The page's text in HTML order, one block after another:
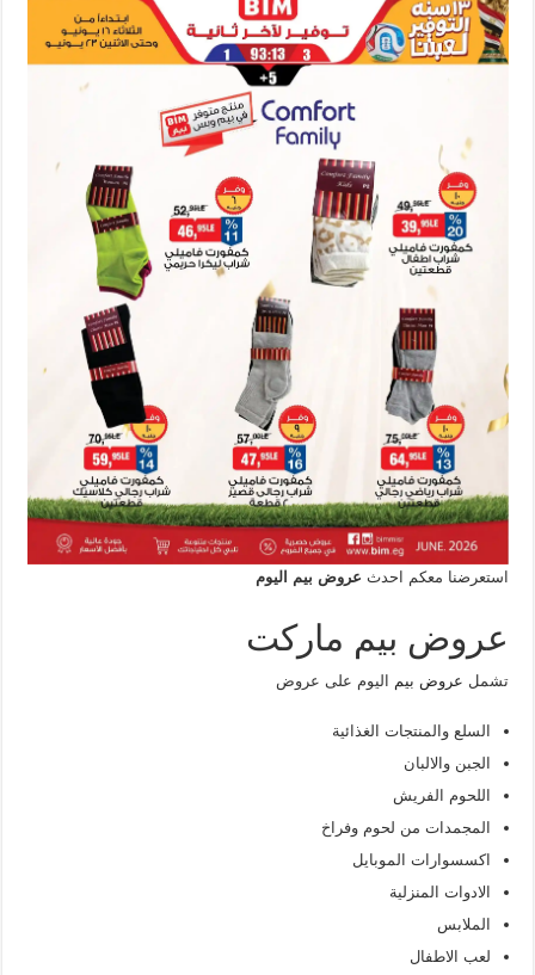
استعرضنا معكم احدث عروض بيم اليوم
عروض بيم ماركت
تشمل عروض بيم اليوم على عروض
السلع والمنتجات الغذائية
الجبن والالبان
اللحوم الفريش
المجمدات من لحوم وفراخ
اكسسوارات الموبايل
الادوات المنزلية
الملابس
لعب الاطفال